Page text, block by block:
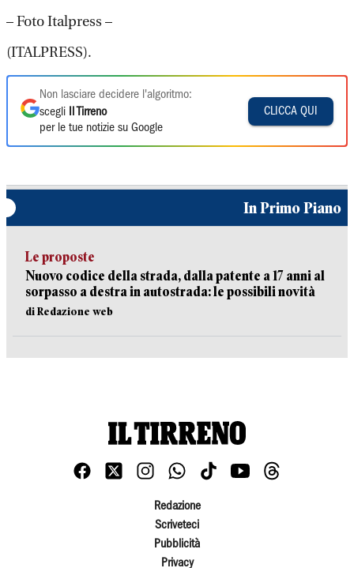
– Foto Italpress –
(ITALPRESS).
Non lasciare decidere l'algoritmo:
scegli
Il Tirreno
per le tue notizie su Google
CLICCA QUI
In Primo Piano
Le proposte
Nuovo codice della strada, dalla patente a 17 anni al
sorpasso a destra in autostrada: le possibili novità
di Redazione web
Redazione
Scriveteci
Pubblicità
Privacy